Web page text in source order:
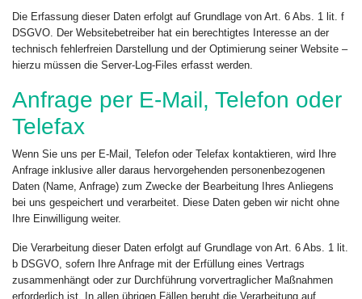
Die Erfassung dieser Daten erfolgt auf Grundlage von Art. 6 Abs. 1 lit. f
DSGVO. Der Websitebetreiber hat ein berechtigtes Interesse an der
technisch fehlerfreien Darstellung und der Optimierung seiner Website –
hierzu müssen die Server-Log-Files erfasst werden.
Anfrage per E-Mail, Telefon oder
Telefax
Wenn Sie uns per E-Mail, Telefon oder Telefax kontaktieren, wird Ihre
Anfrage inklusive aller daraus hervorgehenden personenbezogenen
Daten (Name, Anfrage) zum Zwecke der Bearbeitung Ihres Anliegens
bei uns gespeichert und verarbeitet. Diese Daten geben wir nicht ohne
Ihre Einwilligung weiter.
Die Verarbeitung dieser Daten erfolgt auf Grundlage von Art. 6 Abs. 1 lit.
b DSGVO, sofern Ihre Anfrage mit der Erfüllung eines Vertrags
zusammenhängt oder zur Durchführung vorvertraglicher Maßnahmen
erforderlich ist. In allen übrigen Fällen beruht die Verarbeitung auf